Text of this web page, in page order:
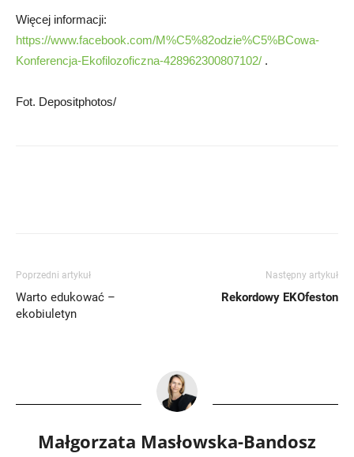
Więcej informacji:
https://www.facebook.com/M%C5%82odzie%C5%BCowa-
Konferencja-Ekofilozoficzna-428962300807102/ .
Fot. Depositphotos/
Poprzedni artykuł
Warto edukować –
ekobiuletyn
Następny artykuł
Rekordowy EKOfeston
Małgorzata Masłowska-Bandosz